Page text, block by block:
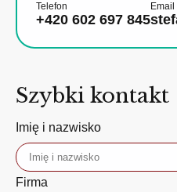
Telefon
+420 602 697 845
Email
Szybki kontakt
Imię i nazwisko
Firma